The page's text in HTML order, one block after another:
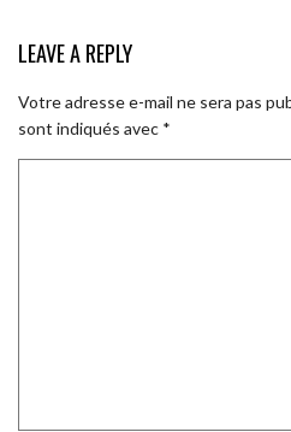
LEAVE A REPLY
Votre adresse e-mail ne sera pas
sont indiqués avec *